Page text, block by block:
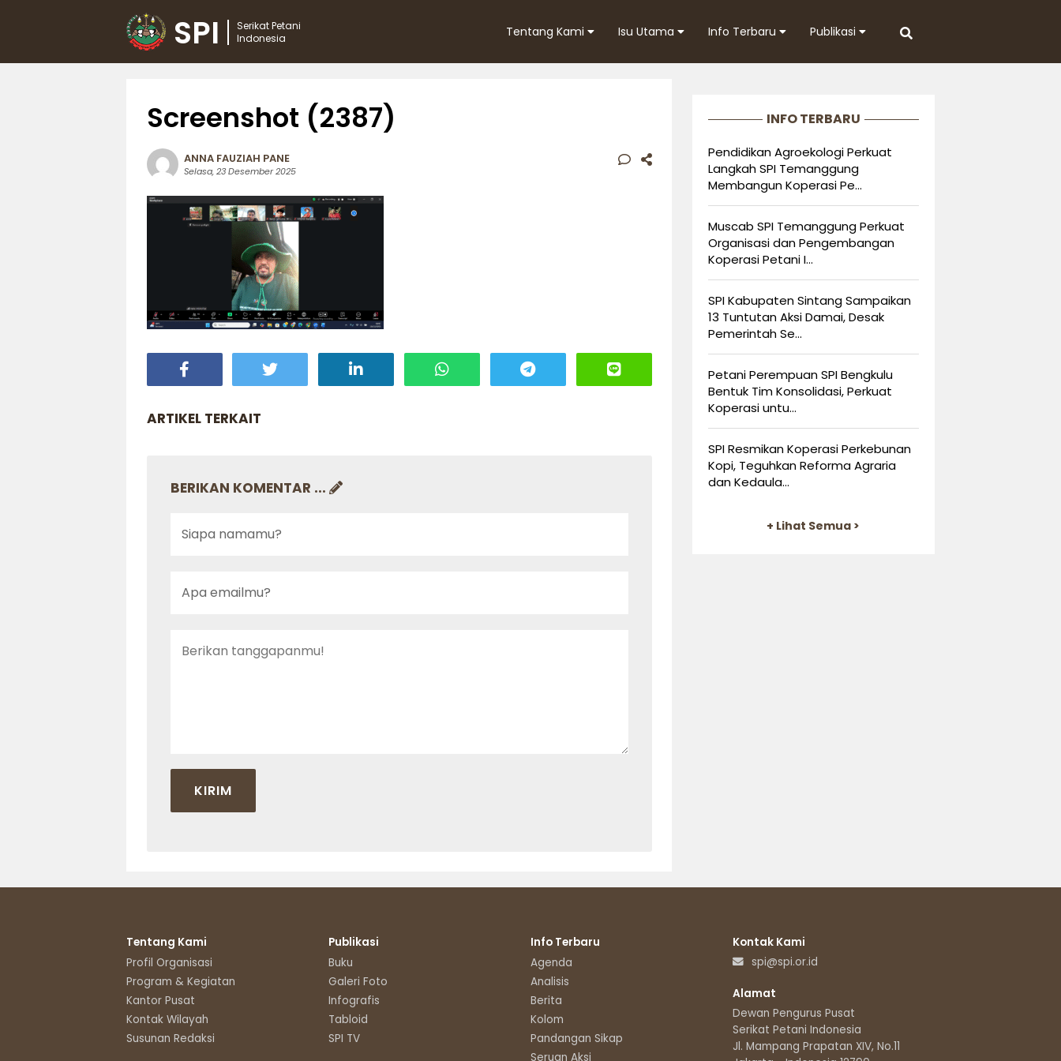
SPI
Serikat Petani
Indonesia
Tentang Kami Isu Utama Info Terbaru Publikasi
Screenshot (2387)
ANNA FAUZIAH PANE
Selasa, 23 Desember 2025
ARTIKEL TERKAIT
BERIKAN KOMENTAR ...
INFO TERBARU
Pendidikan Agroekologi Perkuat
Langkah SPI Temanggung
Membangun Koperasi Pe...
Muscab SPI Temanggung Perkuat
Organisasi dan Pengembangan
Koperasi Petani I...
SPI Kabupaten Sintang Sampaikan
13 Tuntutan Aksi Damai, Desak
Pemerintah Se...
Petani Perempuan SPI Bengkulu
Bentuk Tim Konsolidasi, Perkuat
Koperasi untu...
SPI Resmikan Koperasi Perkebunan
Kopi, Teguhkan Reforma Agraria
dan Kedaula...
+ Lihat Semua >
Tentang Kami
Profil Organisasi
Program & Kegiatan
Kantor Pusat
Kontak Wilayah
Susunan Redaksi
Publikasi
Buku
Galeri Foto
Infografis
Tabloid
SPI TV
Info Terbaru
Agenda
Analisis
Berita
Kolom
Pandangan Sikap
Seruan Aksi
Kontak Kami
spi@spi.or.id
Alamat
Dewan Pengurus Pusat
Serikat Petani Indonesia
Jl. Mampang Prapatan XIV, No.11